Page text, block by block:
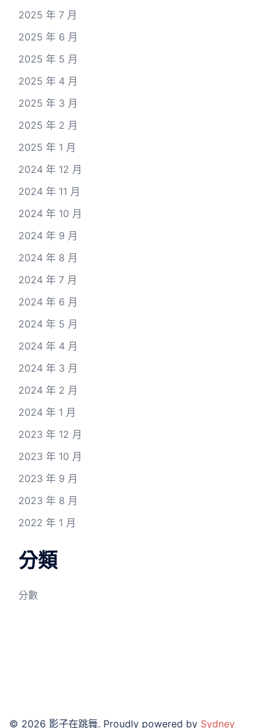
2025 年 7 月
2025 年 6 月
2025 年 5 月
2025 年 4 月
2025 年 3 月
2025 年 2 月
2025 年 1 月
2024 年 12 月
2024 年 11 月
2024 年 10 月
2024 年 9 月
2024 年 8 月
2024 年 7 月
2024 年 6 月
2024 年 5 月
2024 年 4 月
2024 年 3 月
2024 年 2 月
2024 年 1 月
2023 年 12 月
2023 年 10 月
2023 年 9 月
2023 年 8 月
2022 年 1 月
分類
分數
© 2026 影子在跳舞. Proudly powered by Sydney